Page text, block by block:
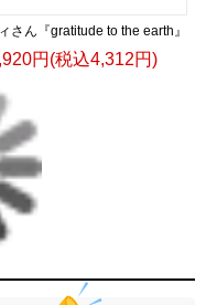
さん『gratitude to the earth』
円(税込4,312円)